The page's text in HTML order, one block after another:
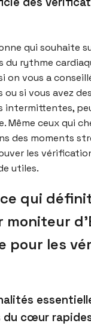
qui souhaite
du rythme
on vous a
ou si vous avez
intermittentes,
Même ceux qui
des moments
les
utiles.
qui
moniteur
pour les
du cœur